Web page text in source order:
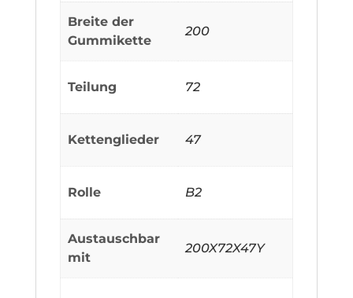
Breite der
Gummikette
200
Teilung 72
Kettenglieder 47
Rolle B2
Austauschbar
mit
200X72X47Y